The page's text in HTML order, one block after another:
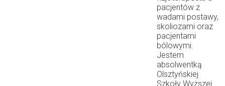
pacjentów z
wadami postawy,
skoliozami oraz
pacjentami
bólowymi.
Jestem
absolwentką
Olsztyńskiej
Szkoły Wyższej